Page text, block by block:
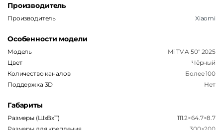
Производитель
Производитель Xiaomi
Особенности модели
Модель
Mi TV A 50" 2025
Цвет
Чёрный
Количество каналов
Более 100
Поддержка 3D
Нет
Габариты
Размеры (ШxВxТ)
111.2×64.7×8.7